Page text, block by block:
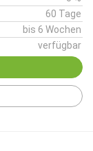
60 Tage
bis 6 Wochen
verfügbar